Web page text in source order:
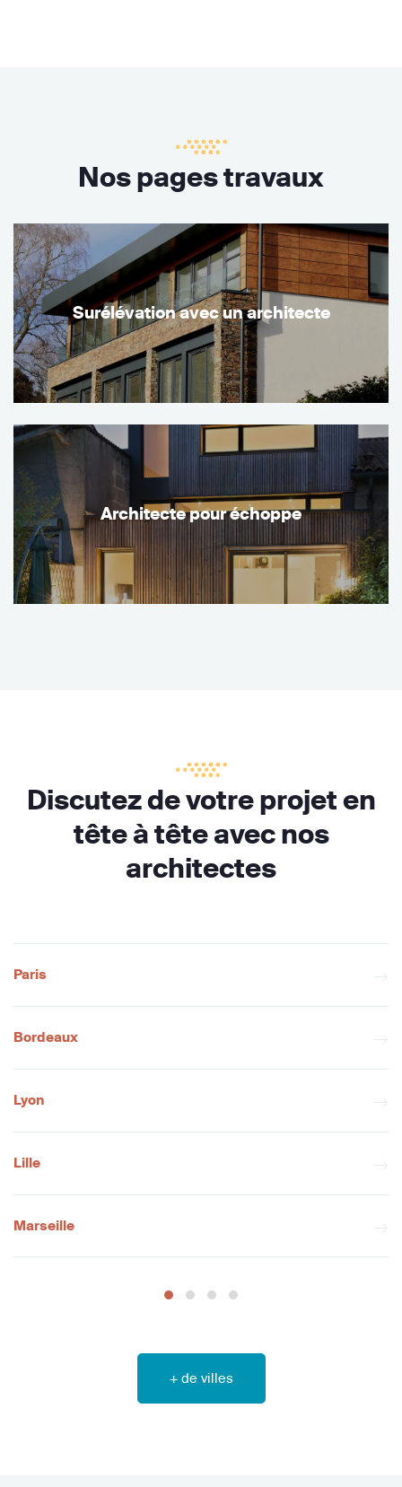
Nos pages travaux
Surélévation avec un architecte
Architecte pour échoppe
Discutez de votre projet en
tête à tête avec nos
architectes
Paris
Bordeaux
Lyon
Lille
Marseille
+ de villes